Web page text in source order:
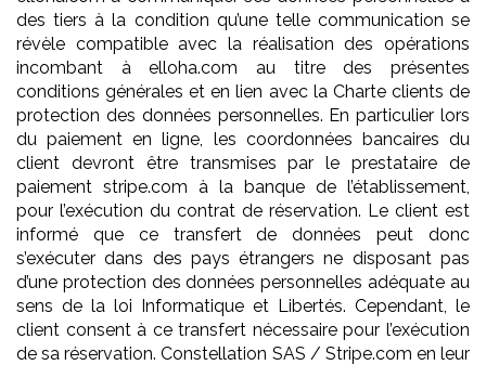
des tiers à la condition qu’une telle communication se
révèle compatible avec la réalisation des opérations
incombant à elloha.com au titre des présentes
conditions générales et en lien avec la Charte clients de
protection des données personnelles. En particulier lors
du paiement en ligne, les coordonnées bancaires du
client devront être transmises par le prestataire de
paiement stripe.com à la banque de l’établissement,
pour l’exécution du contrat de réservation. Le client est
informé que ce transfert de données peut donc
s’exécuter dans des pays étrangers ne disposant pas
d’une protection des données personnelles adéquate au
sens de la loi Informatique et Libertés. Cependant, le
client consent à ce transfert nécessaire pour l’exécution
de sa réservation. Constellation SAS / Stripe.com en leur